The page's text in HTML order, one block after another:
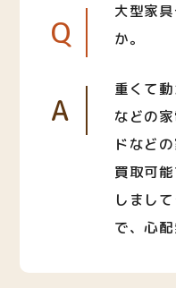
Q
大型家
か。
A
重くて
などの
ドなど
買取可
しまし
で、心配